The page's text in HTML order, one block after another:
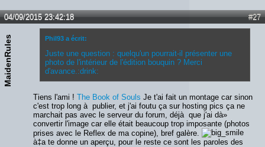
#27
04/09/2015 23:42:18
MaidenRules Phil93 a écrit:
Juste une question : quelqu'un pourrait-il présenter une
photo de l'intérieur de l'édition bouquin ? Merci
d'avance.:drink:
Tiens l'ami ! The Book of Souls Je t'ai fait un montage car sinon
c'est trop long à publier, et j'ai foutu ça sur hosting pics ça ne
marchait pas avec le serveur du forum, déjà que j'ai dà»
convertir l'image car elle était beaucoup trop imposante (photos
prises avec le Reflex de ma copine), bref galère.
à‡a te donne un aperçu, pour le reste ce sont les paroles des